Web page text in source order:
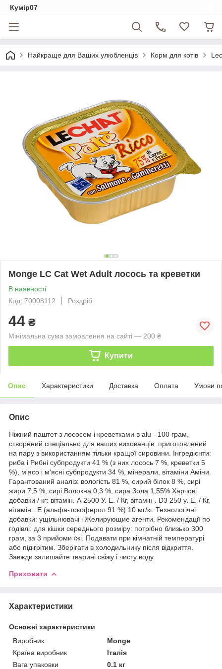
Кумір07
Найкраще для Ваших улюбленців Корм для котів
Monge LC Cat Wet Adult лосось та креветки
В наявності
Код: 70008112
Роздріб
44 ₴
Мінімальна сума замовлення на сайті — 200 ₴
Купити
Опис Характеристики Доставка Оплата Умови
Опис
Ніжний паштет з лососем і креветками в alu - 100 грам,
створений спеціально для ваших вихованців. приготовлений
на пару з використанням тільки кращої сировини. Інгредієнти:
риба і Рибні субпродукти 41 % (з них лосось 7 %, креветки 5
%), м'ясо і м'ясні субпродукти 34 %, мінерали, вітаміни Аміни.
Гарантований аналіз: вологість 81 %, сирий білок 8 %, сирі
жири 7,5 %, сирі Волокна 0,3 %, сира Зола 1,55% Харчові
добавки / кг: вітамін. А 2500 У. Е. / Кг, вітамін . D3 250 у. Е. / Кг,
вітамін . Е (альфа-токоферол 91 %) 10 мг/кг. Технологічні
добавки: ущільнювачі і Желирующие агенти. Рекомендації по
годівлі: для кішки середнього розміру: потрібно близько 300
грам, за 3 прийоми їжі. Подавати при кімнатній температурі
або підігрітим. Зберігати в холодильнику після відкриття.
Завжди залишайте тварині свіжу і чисту воду.
Приховати
Характеристики
Основні характеристики
Виробник
Monge
Країна виробник
Італія
Вага упаковки
0.1 кг